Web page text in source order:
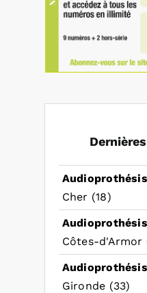
Cher (18)
Côtes-d'Armor
Gironde (33)